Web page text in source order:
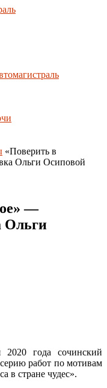
«Поверить в
Ольги Осиповой
—
Ольги
года сочинский
работ по мотивам
в стране чудес».